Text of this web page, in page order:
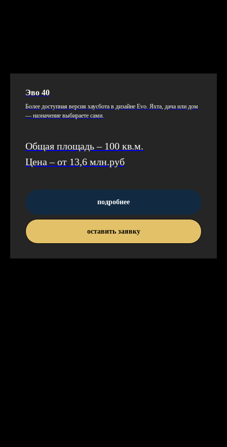
Эво 40
Бо­лее дос­тупная вер­сия ха­ус­бо­та в ди­зай­не Evo. Ях­та, да­ча или дом
— наз­на­чение вы­бира­ете са­ми.
Общая площадь – 100 кв.м.
Цена – от 13,6 млн.руб
подробнее
оставить заявку